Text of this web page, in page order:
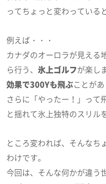
ってちょっと変わっている
例えば・・・
カナダのオーロラが見える
ら行う、氷上ゴルフが楽し
効果で300Yも飛ぶことが
さらに「やったー！」って
と揺れて氷上独特のスリル
ところ変われば、そんなち
わけです。
今回は、そんな何かが違う